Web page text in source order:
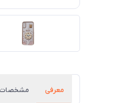
معرفی مشخصات